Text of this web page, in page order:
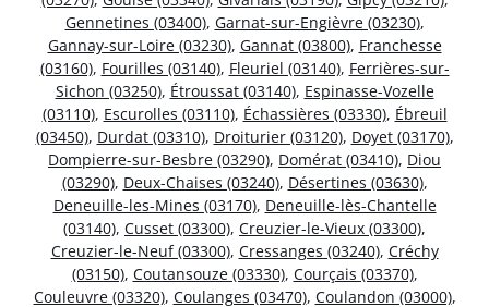
Gennetines (03400), Garnat-sur-Engièvre (03230),
Gannay-sur-Loire (03230), Gannat (03800), Franchesse
(03160), Fourilles (03140), Fleuriel (03140), Ferrières-sur-
Sichon (03250), Étroussat (03140), Espinasse-Vozelle
(03110), Escurolles (03110), Échassières (03330), Ébreuil
(03450), Durdat (03310), Droiturier (03120), Doyet (03170),
Dompierre-sur-Besbre (03290), Domérat (03410), Diou
(03290), Deux-Chaises (03240), Désertines (03630),
Deneuille-les-Mines (03170), Deneuille-lès-Chantelle
(03140), Cusset (03300), Creuzier-le-Vieux (03300),
Creuzier-le-Neuf (03300), Cressanges (03240), Créchy
(03150), Coutansouze (03330), Courçais (03370),
Couleuvre (03320), Coulanges (03470), Coulandon (03000),